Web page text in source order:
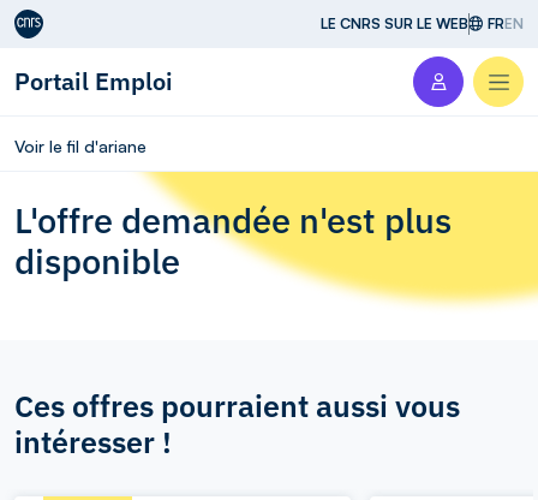
Aller au contenu LE CNRS SUR LE WEB FREN
Portail Emploi
Voir le fil d'ariane
L'offre demandée n'est plus
disponible
Ces offres pourraient aussi vous
intéresser !